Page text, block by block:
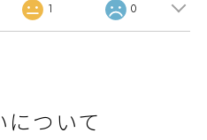
1 0
について